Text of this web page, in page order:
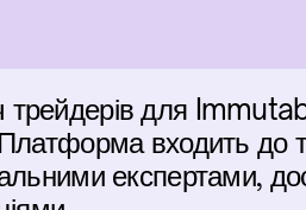
для
входить до
експертами,